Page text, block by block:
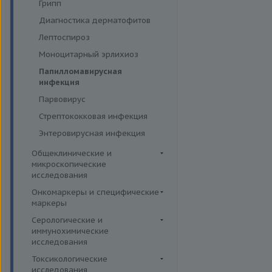
надпочечников,гипертония
Функция паращитовидных
железы и диагностика
диабета
Щитовидная железа
Грипп
Диагностика дерматофитов
Лептоспироз
Моноцитарный эрлихиоз
Папилломавирусная
инфекция
Парвовирус
Стрептококковая инфекция
Энтеровирусная инфекция
Общеклинические и
микроскопические
исследования
Кал
Кровь
Микроскопические
исследования
Моча
Онкомаркеры и специфические
маркеры
Онкомаркеры
Специфические маркеры
Серологические и
иммунохимические
исследования
Аденовирус
Токсикологические
исследования